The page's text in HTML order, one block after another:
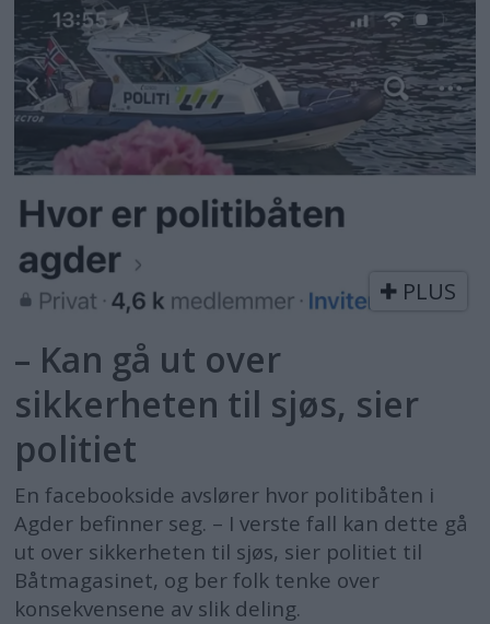
PLUS
– Kan gå ut over
sikkerheten til sjøs, sier
politiet
En facebookside avslører hvor politibåten i
Agder befinner seg. – I verste fall kan dette gå
ut over sikkerheten til sjøs, sier politiet til
Båtmagasinet, og ber folk tenke over
konsekvensene av slik deling.